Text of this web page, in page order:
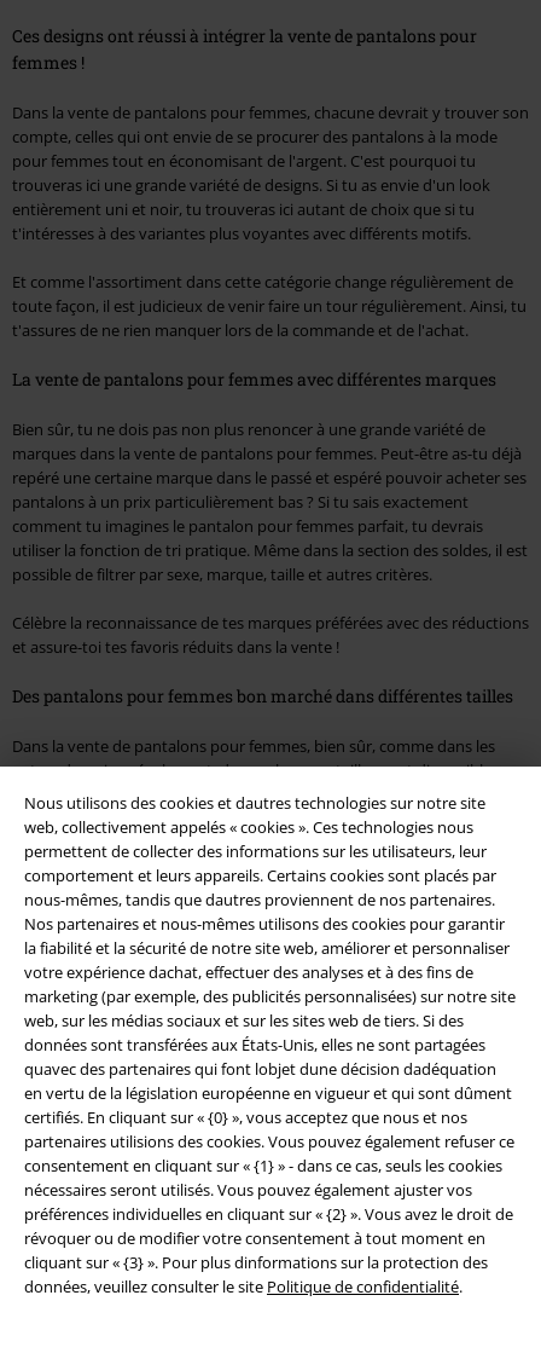
Nous utilisons des cookies et dautres technologies sur notre site
web, collectivement appelés « cookies ». Ces technologies nous
permettent de collecter des informations sur les utilisateurs, leur
comportement et leurs appareils. Certains cookies sont placés par
nous-mêmes, tandis que dautres proviennent de nos partenaires.
Nos partenaires et nous-mêmes utilisons des cookies pour garantir
la fiabilité et la sécurité de notre site web, améliorer et personnaliser
votre expérience dachat, effectuer des analyses et à des fins de
marketing (par exemple, des publicités personnalisées) sur notre site
web, sur les médias sociaux et sur les sites web de tiers. Si des
données sont transférées aux États-Unis, elles ne sont partagées
quavec des partenaires qui font lobjet dune décision dadéquation
en vertu de la législation européenne en vigueur et qui sont dûment
certifiés. En cliquant sur « {0} », vous acceptez que nous et nos
partenaires utilisions des cookies. Vous pouvez également refuser ce
consentement en cliquant sur « {1} » - dans ce cas, seuls les cookies
nécessaires seront utilisés. Vous pouvez également ajuster vos
préférences individuelles en cliquant sur « {2} ». Vous avez le droit de
révoquer ou de modifier votre consentement à tout moment en
cliquant sur « {3} ». Pour plus dinformations sur la protection des
données, veuillez consulter le site Politique de confidentialité.
Ces designs ont réussi à intégrer la vente de pantalons pour
femmes !
Dans la vente de pantalons pour femmes, chacune devrait y trouver son
compte, celles qui ont envie de se procurer des pantalons à la mode
pour femmes tout en économisant de l'argent. C'est pourquoi tu
trouveras ici une grande variété de designs. Si tu as envie d'un look
entièrement uni et noir, tu trouveras ici autant de choix que si tu
t'intéresses à des variantes plus voyantes avec différents motifs.
Et comme l'assortiment dans cette catégorie change régulièrement de
toute façon, il est judicieux de venir faire un tour régulièrement. Ainsi, tu
t'assures de ne rien manquer lors de la commande et de l'achat.
La vente de pantalons pour femmes avec différentes marques
Bien sûr, tu ne dois pas non plus renoncer à une grande variété de
marques dans la vente de pantalons pour femmes. Peut-être as-tu déjà
repéré une certaine marque dans le passé et espéré pouvoir acheter ses
pantalons à un prix particulièrement bas ? Si tu sais exactement
comment tu imagines le pantalon pour femmes parfait, tu devrais
utiliser la fonction de tri pratique. Même dans la section des soldes, il est
possible de filtrer par sexe, marque, taille et autres critères.
Célèbre la reconnaissance de tes marques préférées avec des réductions
et assure-toi tes favoris réduits dans la vente !
Des pantalons pour femmes bon marché dans différentes tailles
Dans la vente de pantalons pour femmes, bien sûr, comme dans les
autres domaines également, de nombreuses tailles sont disponibles.
Selon la variante qui t'intéresse, elle peut cependant être rapidement
épuisée. C'est pourquoi tu devrais peut-être être rapide... surtout si tu
es tombée amoureuse d'un modèle particulier en solde.
Toutes les informations importantes à ce sujet peuvent également être
consultées sous Infos tailles.
Pantalons pour femmes en solde pour toutes les saisons
Peut-être attendais-tu auparavant que l'automne colore les feuilles
pour acheter un short ? Tu n'as pas besoin de recourir à ce genre
d'astuces d'économie dans la boutique en ligne. Car : Ici, tu trouveras
toute l'année une multitude de réductions sur différents pantalons.
Envie d'un pantalon d'été en hiver ? Peut-être veux-tu déjà te préparer
un peu aux températures plus fraîches pendant la saison chaude ? Dans
tous ces cas, il vaut la peine de jeter un œil aux pantalons pour femmes
en solde. Tu y trouveras de superbes articles pour toutes les saisons, qui
non seulement ont fière allure, mais qui ont également bénéficié de
différentes réductions.